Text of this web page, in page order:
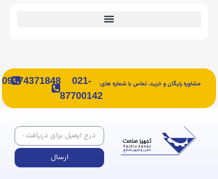
مشاوره رایگان و خرید، تماس با شماره های:
021-
87700142
09374371848
ارسال